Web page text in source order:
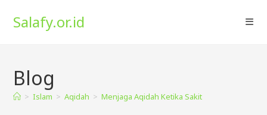
Salafy.or.id
Blog
> Islam > Aqidah > Menjaga Aqidah Ketika Sakit